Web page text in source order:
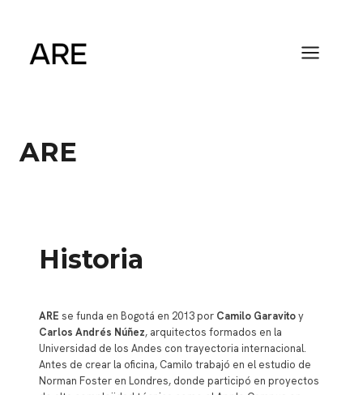
contenido
ARE
Historia
ARE se funda en Bogotá en 2013 por Camilo Garavitoy
Carlos Andrés Núñez, arquitectos formados en la
Universidad de los Andes con trayectoria internacional.
Antes de crear la oficina, Camilo trabajó en el estudio de
Norman Foster en Londres, donde participó en proyectos